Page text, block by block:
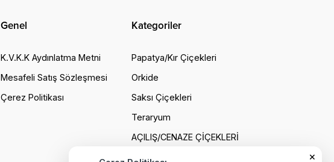
Genel
K.V.K.K Aydınlatma Metni
Mesafeli Satış Sözleşmesi
Çerez Politikası
Kategoriler
Papatya/Kır Çiçekleri
Orkide
Saksı Çiçekleri
Teraryum
AÇILIŞ/CENAZE ÇİÇEKLERİ
Çelenk
×